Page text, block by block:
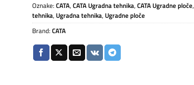
Oznake:CATA,CATA Ugradna tehnika,CATA Ugradne ploče,
tehnika, Ugradna tehnika, Ugradne ploče
Brand:CATA